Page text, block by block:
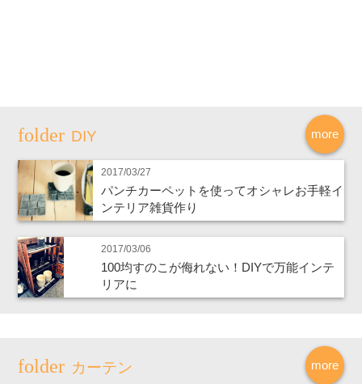
more
DIY
2017/03/27
パンチカーペットを使ってオシャレお手軽イ
ンテリア雑貨作り
2017/03/06
100均すのこが侮れない！DIYで万能インテ
リアに
more
カーテン